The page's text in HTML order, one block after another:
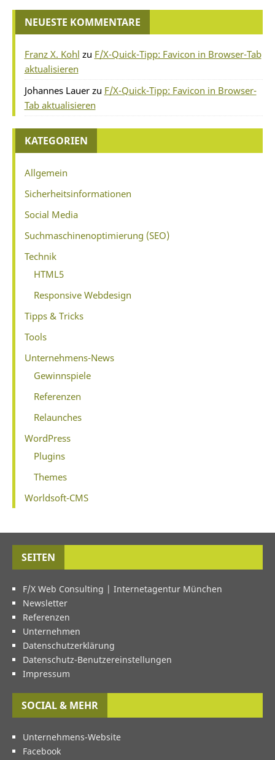
NEUESTE KOMMENTARE
Franz X. Kohl zu F/X-Quick-Tipp: Favicon in Browser-Tab
aktualisieren
Johannes Lauerzu F/X-Quick-Tipp: Favicon in Browser-
Tab aktualisieren
KATEGORIEN
Allgemein
Sicherheitsinformationen
Social Media
Suchmaschinenoptimierung (SEO)
Technik
HTML5
Responsive Webdesign
Tipps & Tricks
Tools
Unternehmens-News
Gewinnspiele
Referenzen
Relaunches
WordPress
Plugins
Themes
Worldsoft-CMS
SEITEN
F/X Web Consulting | Internetagentur München
Newsletter
Referenzen
Unternehmen
Datenschutzerklärung
Datenschutz-Benutzereinstellungen
Impressum
SOCIAL & MEHR
Unternehmens-Website
Facebook